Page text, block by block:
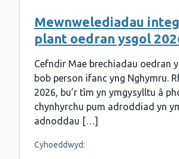
Mewnwelediadau
plant oedran ysgol
Cefndir Mae brechiadau oedran
bob person ifanc yng Nghymru.
2026, bu’r tîm yn ymgysylltu â
chynhyrchu pum adroddiad yn
adnoddau […]
Cyhoeddwyd: